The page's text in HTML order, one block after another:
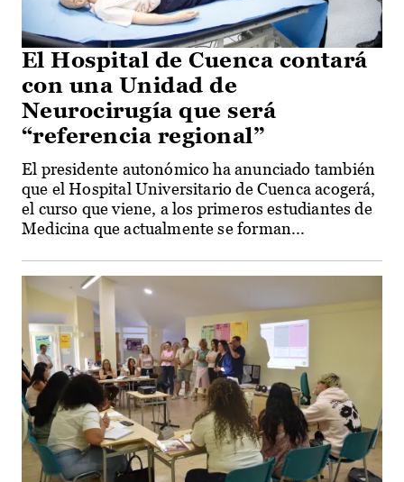
El Hospital de Cuenca contará
con una Unidad de
Neurocirugía que será
“referencia regional”
El presidente autonómico ha anunciado también
que el Hospital Universitario de Cuenca acogerá,
el curso que viene, a los primeros estudiantes de
Medicina que actualmente se forman...